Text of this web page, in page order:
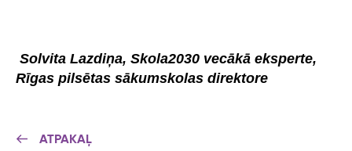
Solvita Lazdiņa, Skola2030 vecākā eksperte,
Rīgas pilsētas sākumskolas direktore
ATPAKAĻ